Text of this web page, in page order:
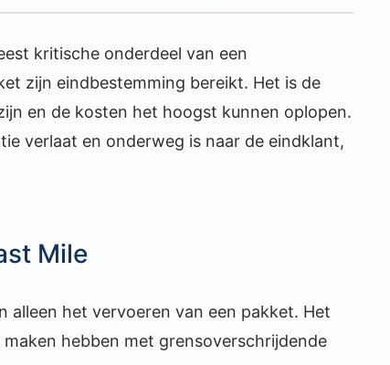
kritische onderdeel van een
zijn eindbestemming bereikt. Het is de
en de kosten het hoogst kunnen oplopen.
verlaat en onderweg is naar de eindklant,
Mile
alleen het vervoeren van een pakket. Het
hebben met grensoverschrijdende